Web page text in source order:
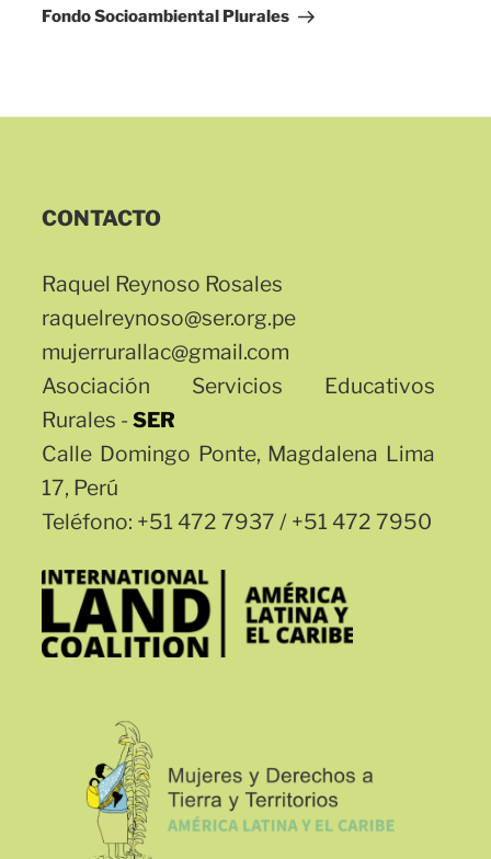
entrada
Fondo Socioambiental Plurales
CONTACTO
Raquel Reynoso Rosales
raquelreynoso@ser.org.pe
mujerrurallac@gmail.com
Asociación Servicios Educativos
Rurales -SER
Calle Domingo Ponte, Magdalena Lima
17, Perú
Teléfono: +51 472 7937 / +51 472 7950